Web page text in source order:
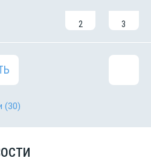
2 3
(30)